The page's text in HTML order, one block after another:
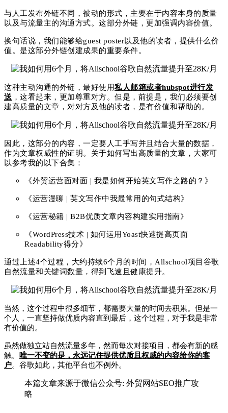
与人工发布外链不同，被动的形式，主要在于内容本身的质量
以及与流量主的沟通方式。这部分外链，更加强调内容价值。
换句话说，我们能够给guest poster以及他的读者，提供什么价
值。是这部分外链创建成果的重要条件。
这种主动沟通的外链，最好使用私人邮箱或者hubspot进行发
送 ，这看起来，更加尊重对方。但是，前提是，我们必须要创
建高质量的文章，对对方及他的读者，是有价值和帮助的。
因此，这部分的内容，一定要人工手写并且结合大量的数据，
作为文章权威性的证明。关于如何写出高质量的文章，大家可
以参考我的以下合集：
《外贸运营面对面 | 我是如何开始英文写作之路的？》
《运营漫聊 | 英文写作中我最常用的句式结构》
《运营秘籍 | B2B优质文章内容构建实用指南》
《WordPress技术 | 如何运用Yoast快速提高页面
Readability得分》
通过上述4个过程，大约持续6个月的时间，Allschool项 目谷歌
自然流量和关键词数量，得到飞速且健康提升。
当然，这个过程中很多细节，都需要大量的时间去积累。但是一
个人，一直坚持做优质内容直到最后，这个过程，对于我是非常
有价值的。
虽然做独立站自然流量多年，然而每次对接项目，都会有新的感
触。
唯一不变的是，永远记住提供优质且权威的内容给你的客
户。谷歌如此，其他平台也不例外。
本篇文章来源于微信公众号: 外贸网站SEO推广攻
略